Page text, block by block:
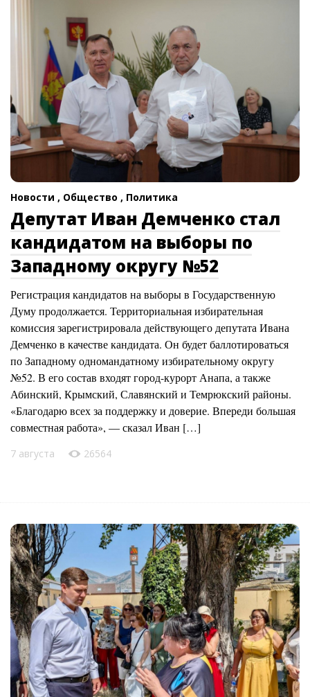
Новости , Общество , Политика
Депутат Иван Демченко стал
кандидатом на выборы по
Западному округу №52
Регистрация кандидатов на выборы в Государственную
Думу продолжается. Территориальная избирательная
комиссия зарегистрировала действующего депутата Ивана
Демченко в качестве кандидата. Он будет баллотироваться
по Западному одномандатному избирательному округу
№52. В его состав входят город-курорт Анапа, а также
Абинский, Крымский, Славянский и Темрюкский районы.
«Благодарю всех за поддержку и доверие. Впереди большая
совместная работа», — сказал Иван […]
7 августа 26564